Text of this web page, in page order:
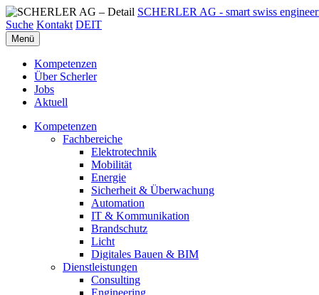
SCHERLER AG - smart swiss
Suche Kontakt DEIT
Menü
Kompetenzen
Über Scherler
Jobs
Aktuell
Kompetenzen
Fachbereiche
Elektrotechnik
Mobilität
Energie
Sicherheit & Überwachung
Automation
IT & Kommunikation
Brandschutz
Licht
Digitales Bauen & BIM
Dienstleistungen
Consulting
Engineering